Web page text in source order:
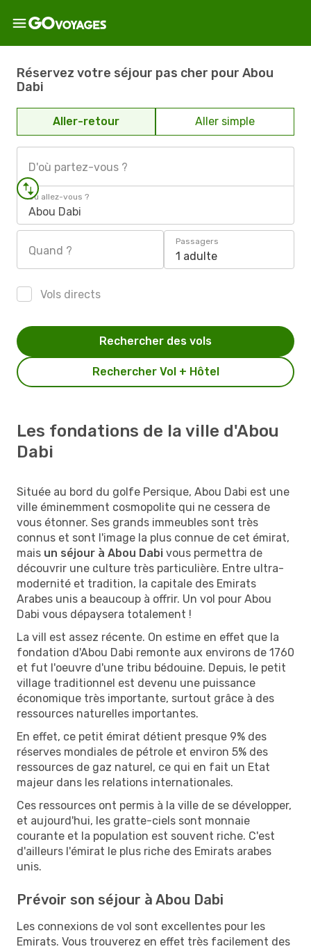
Réservez votre séjour pas cher pour Abou
Dabi
Aller-retour Aller simple
D'où partez-vous ?
Où allez-vous ?
Abou Dabi
Quand ?
Passagers
1 adulte
Vols directs
Rechercher Vol + Hôtel
Rechercher des vols
Les fondations de la ville d'Abou
Dabi
Située au bord du golfe Persique, Abou Dabi est une
ville éminemment cosmopolite qui ne cessera de
vous étonner. Ses grands immeubles sont très
connus et sont l'image la plus connue de cet émirat,
mais un séjour à Abou Dabi vous permettra de
découvrir une culture très particulière. Entre ultra-
modernité et tradition, la capitale des Emirats
Arabes unis a beaucoup à offrir. Un vol pour Abou
Dabi vous dépaysera totalement !
La vill est assez récente. On estime en effet que la
fondation d'Abou Dabi remonte aux environs de 1760
et fut l'oeuvre d'une tribu bédouine. Depuis, le petit
village traditionnel est devenu une puissance
économique très importante, surtout grâce à des
ressources naturelles importantes.
En effet, ce petit émirat détient presque 9% des
réserves mondiales de pétrole et environ 5% des
ressources de gaz naturel, ce qui en fait un Etat
majeur dans les relations internationales.
Ces ressources ont permis à la ville de se développer,
et aujourd'hui, les gratte-ciels sont monnaie
courante et la population est souvent riche. C'est
d'ailleurs l'émirat le plus riche des Emirats arabes
unis.
Prévoir son séjour à Abou Dabi
Les connexions de vol sont excellentes pour les
Emirats. Vous trouverez en effet très facilement des